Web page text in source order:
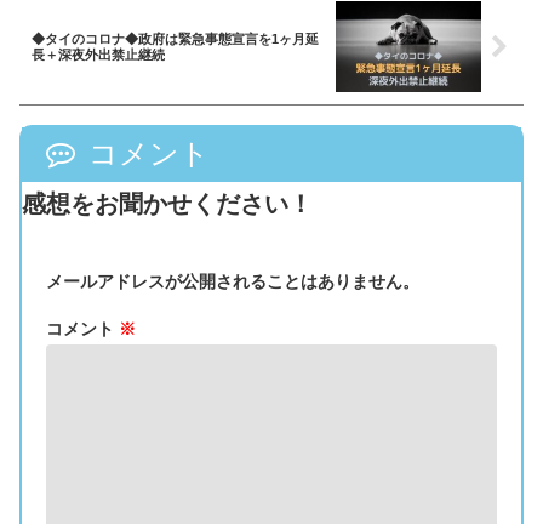
◆タイのコロナ◆政府は緊急事態宣言を1ヶ月延
長＋深夜外出禁止継続
コメント
感想をお聞かせください！
メールアドレスが公開されることはありません。
コメント ※